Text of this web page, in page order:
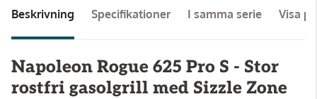
Beskrivning Specifikationer I samma serie Visa
Napoleon Rogue 625 Pro S - Stor
rostfri gasolgrill med Sizzle Zone